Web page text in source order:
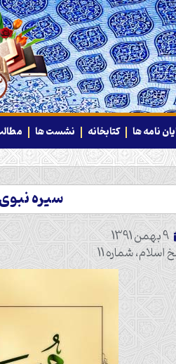
نامه ها کتابخانه نشست ها
سيره نبوی
9 بهمن 1391
شماره 11